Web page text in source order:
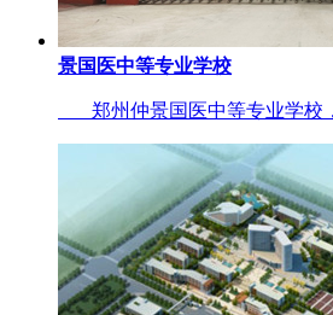
景国医中等专业学校
郑州仲景国医中等专业学校